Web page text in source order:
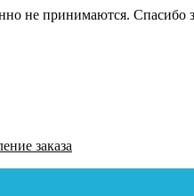
не принимаются. Спасибо
заказа